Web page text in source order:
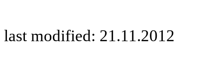
last modified: 21.11.2012